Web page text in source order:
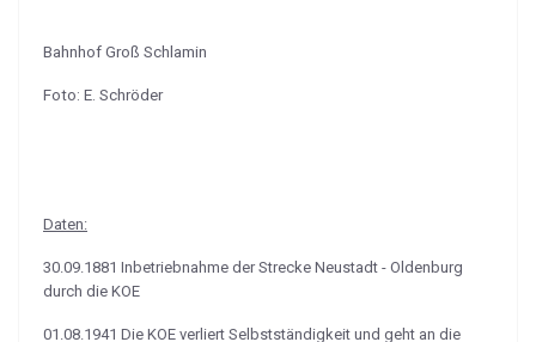
Bahnhof Groß Schlamin
Foto: E. Schröder
Daten:
30.09.1881 Inbetriebnahme der Strecke Neustadt - Oldenburg
durch die KOE
01.08.1941 Die KOE verliert Selbstständigkeit und geht an die